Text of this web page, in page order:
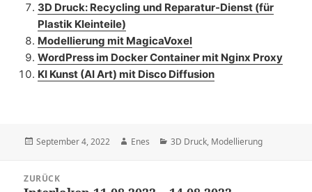
3D Druck: Recycling und Reparatur-Dienst (für
Plastik Kleinteile)
Modellierung mit MagicaVoxel
WordPress im Docker Container mit Nginx Proxy
KI Kunst (AI Art) mit Disco Diffusion
Veröffentlicht
September 4, 2022 Autor
Enes Kategorien
3D Druck, Modellierung
ZURÜCK